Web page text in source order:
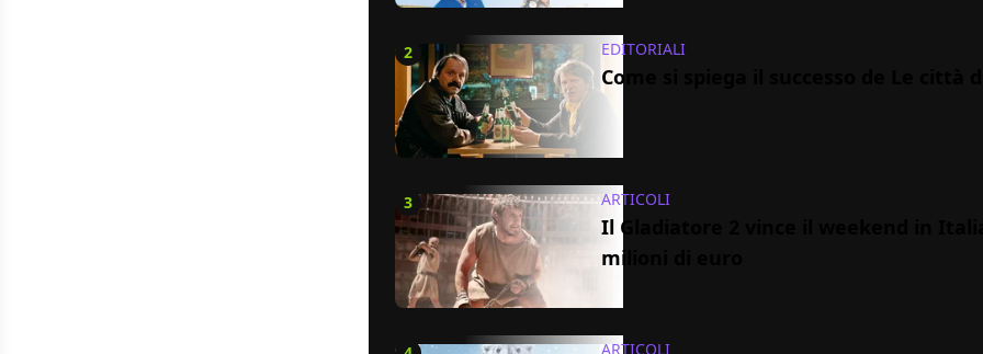
2 EDITORIALI
Come si spiega il successo de Le città
3 ARTICOLI
Il Gladiatore 2 vince il weekend in
milioni di euro
ARTICOLI